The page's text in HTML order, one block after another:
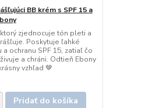
BB krém s SPF 15 a
zjednocuje tón pleti a
Poskytuje ľahké
a ochranu SPF 15, zatiaľ čo
a chráni. Odtieň Ebony
vzhľad 🤎
Pridať do košíka